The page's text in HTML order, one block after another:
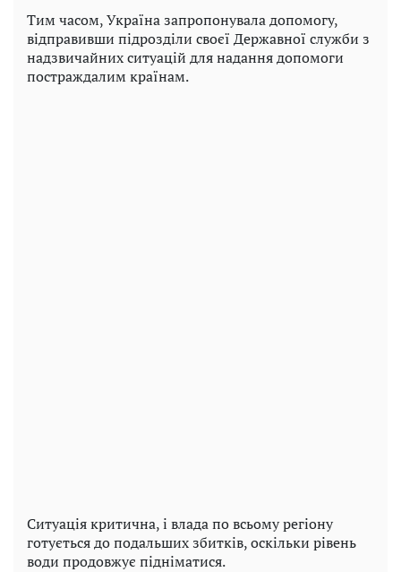
Тим часом, Україна запропонувала допомогу,
відправивши підрозділи своєї Державної служби з
надзвичайних ситуацій для надання допомоги
постраждалим країнам.
Ситуація критична, і влада по всьому регіону
готується до подальших збитків, оскільки рівень
води продовжує підніматися.